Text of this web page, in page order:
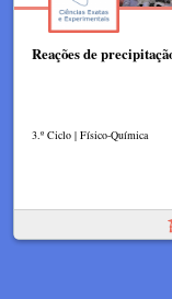
Reações de
3.º Ciclo | Físico-Química